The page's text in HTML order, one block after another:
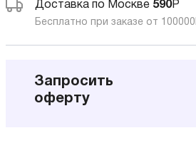
Доставка по Москве 590Р
Бесплатно при заказе от 100000
Запросить
оферту